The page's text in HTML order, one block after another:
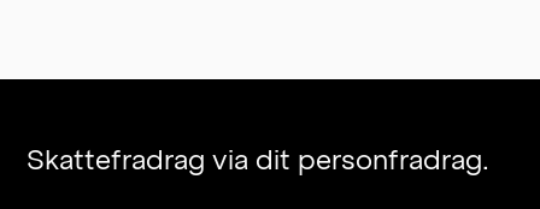
Skattefradrag via dit personfradrag.